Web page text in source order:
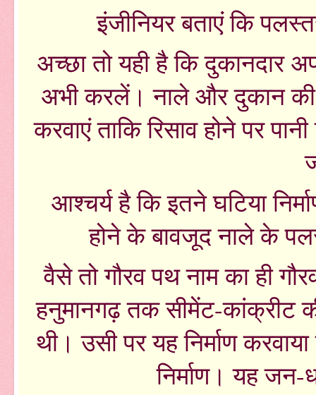
इंजीनियर बताएं कि
अच्छा तो यही है कि दुकानदार
अभी करलें। नाले और दुकान की
करवाएं ताकि रिसाव होने पर
आश्चर्य है कि इतने घटिया
होने के बावजूद नाले के
वैसे तो गौरव पथ नाम का ही
हनुमानगढ़ तक सीमेंट-कांक्रीट
थी। उसी पर यह निर्माण
निर्माण। यह